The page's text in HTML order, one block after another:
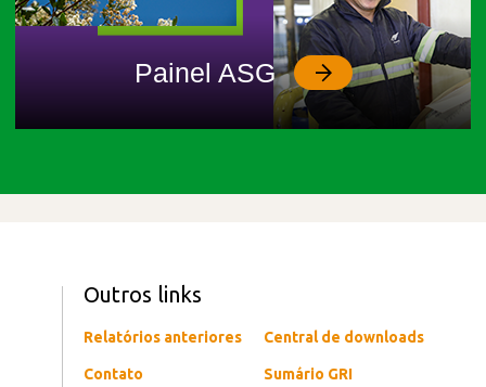
Painel ASG
Outros links
Relatórios anteriores
Contato
Central de downloads
Sumário GRI